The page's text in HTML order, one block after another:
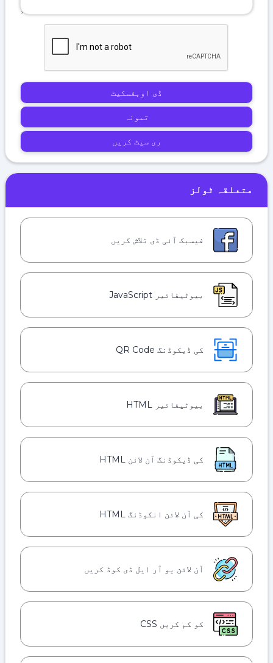
ڈی اوبفسکیٹ
تمونہ
ری سیٹ کریں
متعلقہ ٹولز
فیسبک آئی ڈی تلاش کریں
بیوٹیفائیر JavaScript
کی ڈیکوڈنگ QR Code
بیوٹیفائیر HTML
کی ڈیکوڈنگ آن لائن HTML
کی آن لائن انکوڈنگ HTML
آن لائن یو آر ایل ڈی کوڈ کریں
کو کم کریں CSS